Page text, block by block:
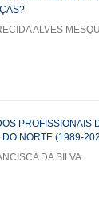
ALVES
PROFISSIONAIS
DO NORTE (1989-
DA SILVA